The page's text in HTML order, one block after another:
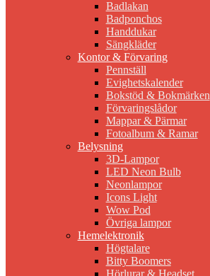
Badlakan
Badponchos
Handdukar
Sängkläder
Kontor & Förvaring
Pennställ
Evighetskalender
Bokstöd & Bokmärken
Förvaringslådor
Mappar & Pärmar
Fotoalbum & Ramar
Belysning
3D-Lampor
LED Neon Bulb
Neonlampor
Icons Light
Wow Pod
Övriga lampor
Hemelektronik
Högtalare
Bitty Boomers